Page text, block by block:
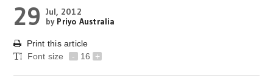
29 Jul, 2012
by Priyo Australia
Print this article
Font size
- 16 +